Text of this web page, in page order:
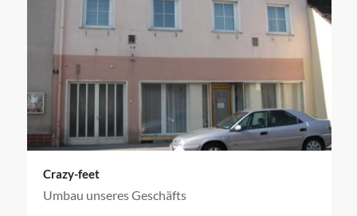
Crazy-feet
Umbau unseres Geschäfts